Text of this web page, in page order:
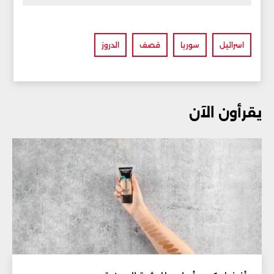
اسرائيل سوريا قصف الدروز
يقرأون الآن